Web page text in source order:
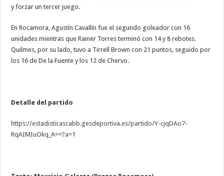
y forzar un tercer juego.
En Rocamora, Agustín Cavallín fue el segundo goleador con 16
unidades mientras que Rainer Torres terminó con 14 y 8 rebotes.
Quilmes, por su lado, tuvo a Tirrell Brown con 21 puntos, seguido por
los 16 de De la Fuente y los 12 de Chervo.
Detalle del partido
https://estadisticascabb.gesdeportiva.es/partido/Y-cjqDAo7-
RqAIMIuOkq_A==?a=1